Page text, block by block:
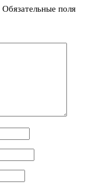
Обязательные поля